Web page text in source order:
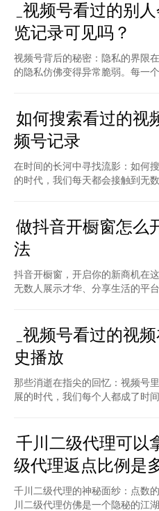
_视频号看过的别
览记录可见吗？
视频号背后的秘密：隐私的界限
的隐私仿佛变得异常脆弱。每一个
如何搜索看过的视
频号记录
在时间的长河中寻找流影：如何
的时代，我们每天都会接触到无
做抖音开橱窗怎么
法
抖音开橱窗，开启你的新商机在
无数人展示才华、分享生活的平
_视频号看过的视
史播放
那些消逝在指尖的回忆：视频号
展的时代，我们每个人都成了时
千川二级代理可以
级代理返点比例是
千川二级代理的神秘面纱：点数
川二级代理仿佛是一个隐秘的江